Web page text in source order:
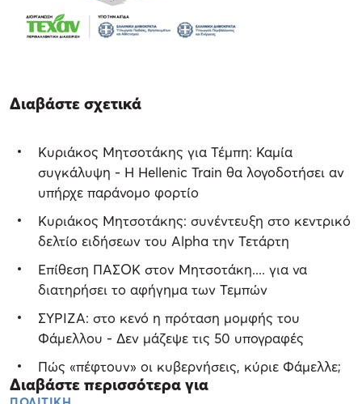
Διαβάστε σχετικά
Κυριάκος Μητσοτάκης για Τέμπη: Καμία
συγκάλυψη - Η Hellenic Train θα λογοδοτήσει αν
υπήρχε παράνομο φορτίο
Κυριάκος Μητσοτάκης: συνέντευξη στο κεντρικό
δελτίο ειδήσεων του Alpha την Τετάρτη
Επίθεση ΠΑΣΟΚ στον Μητσοτάκη.... για να
διατηρήσει το αφήγημα των Τεμπών
ΣΥΡΙΖΑ: στο κενό η πρόταση μομφής του
Φάμελλου - Δεν μάζεψε τις 50 υπογραφές
Πώς «πέφτουν» οι κυβερνήσεις, κύριε Φάμελλε;
Διαβάστε περισσότερα για